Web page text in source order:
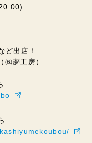
ど出店！
夢工房）